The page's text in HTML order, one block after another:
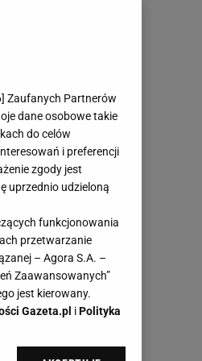
] Zaufanych Partnerów
dane osobowe takie
do celów
i preferencji
zgody jest
uprzednio udzieloną
funkcjonowania
przetwarzanie
– Agora S.A. –
Zaawansowanych”
jest kierowany.
Gazeta.pl iPolityka